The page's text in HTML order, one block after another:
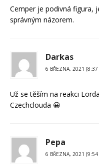
Cemper je podivná figura,
správným názorem.
Darkas
6 BŘEZNA, 2021 (8:37
Už se těším na reakci
Czechclouda 😀
Pepa
6 BŘEZNA, 2021 (9:54